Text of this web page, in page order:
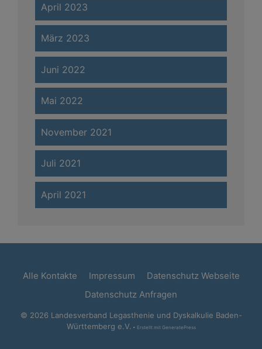
April 2023
März 2023
Juni 2022
Mai 2022
November 2021
Juli 2021
April 2021
Alle Kontakte Impressum
Datenschutz Webseite
Datenschutz Anfragen
© 2026 Landesverband Legasthenie und Dyskalkulie Baden-
Württemberg e.V. • Erstellt mit GeneratePress